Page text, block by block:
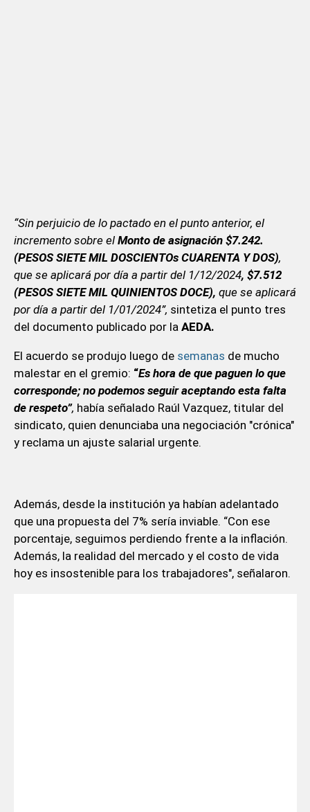
“Sin perjuicio de lo pactado en el punto anterior, el
incremento sobre el Monto de asignación $7.242.
(PESOS SIETE MIL DOSCIENTOs CUARENTA Y DOS),
que se aplicará por día a partir del 1/12/2024, $7.512
(PESOS SIETE MIL QUINIENTOS DOCE), que se aplicará
por día a partir del 1/01/2024”, sintetiza el punto tres
del documento publicado por la AEDA.
El acuerdo se produjo luego de semanas de mucho
malestar en el gremio: “Es hora de que paguen lo que
corresponde; no podemos seguir aceptando esta falta
de respeto”, había señalado Raúl Vazquez, titular del
sindicato, quien denunciaba una negociación "crónica"
y reclama un ajuste salarial urgente.
Además, desde la institución ya habían adelantado
que una propuesta del 7% sería inviable. “Con ese
porcentaje, seguimos perdiendo frente a la inflación.
Además, la realidad del mercado y el costo de vida
hoy es insostenible para los trabajadores", señalaron.